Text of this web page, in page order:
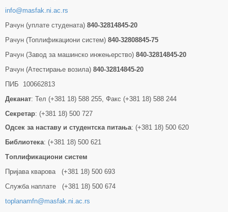
info@masfak.ni.ac.rs
Рачун (уплате студената) 840-32814845-20
Рачун (Топлификациони систем) 840-32808845-75
Рачун (Завод за машинско инжењерство) 840-32814845-20
Рачун (Атестирање возила) 840-32814845-20
ПИБ 100662813
Деканат: Тел (+381 18) 588 255, Факс (+381 18) 588 244
Секретар: (+381 18) 500 727
Одсек за наставу и студентска питања: (+381 18) 500 620
Библиотека: (+381 18) 500 621
Tоплификациони систем
Пријава кварова (+381 18) 500 693
Служба наплате (+381 18) 500 674
toplanamfn@masfak.ni.ac.rs